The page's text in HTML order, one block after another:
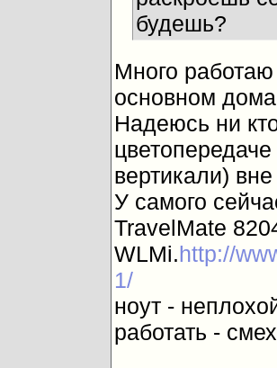
будешь?
Много
основном
Надеюсь ни
вертикали)
У самого
TravelMate
WLMi.http://
1/
ноут -
работать -